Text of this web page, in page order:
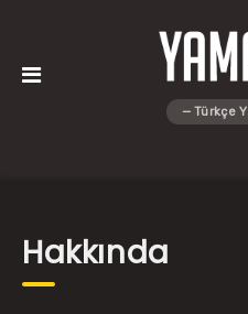
Hakkında